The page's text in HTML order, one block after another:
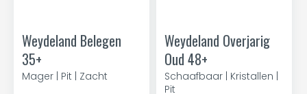
Weydeland Belegen
35+
Mager | Pit | Zacht
Weydeland Overjarig
Oud 48+
Schaafbaar | Kristallen |
Pit